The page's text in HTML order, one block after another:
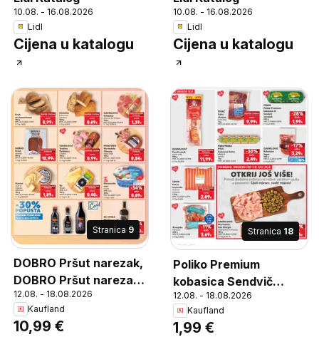
10.08. - 16.08.2026
Lidl
Cijena u katalogu
10.08. - 16.08.2026
Lidl
Cijena u katalogu
Stranica 9
DOBRO Pršut narezak,
DOBRO Pršut narezak
500 g
12.08. - 18.08.2026
Kaufland
10,99 €
Stranica 18
Poliko Premium
kobasica Sendvič
narezak, 500 g
12.08. - 18.08.2026
Kaufland
1,99 €